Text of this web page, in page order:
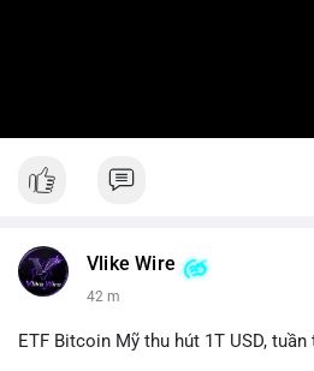
Vlike Wire
42 m
ETF Bitcoin Mỹ thu hút 1T USD,